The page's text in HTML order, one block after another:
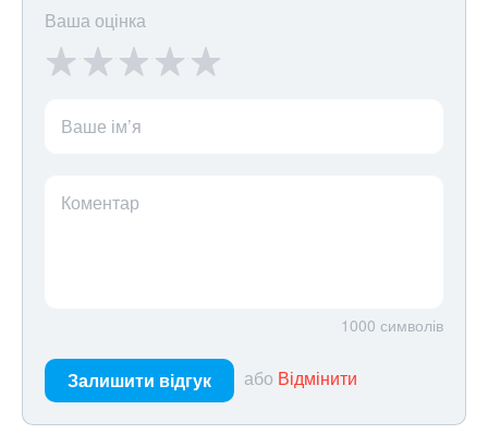
Ваша оцінка
Ваше ім’я
Коментар
1000 символів
Залишити відгук або Відмінити